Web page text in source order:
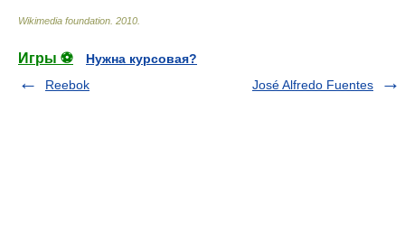
Wikimedia foundation 2010
Игры ⚽
Нужна курсовая?
Reebok
José Alfredo Fuentes